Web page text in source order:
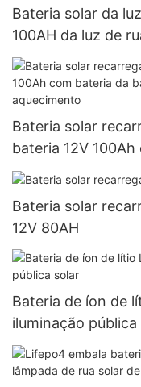
Bateria solar da
100AH ​​da luz de
Bateria solar
bateria 12V
temperatura do
Bateria solar
12V 80AH
Bateria de íon de
iluminação pública